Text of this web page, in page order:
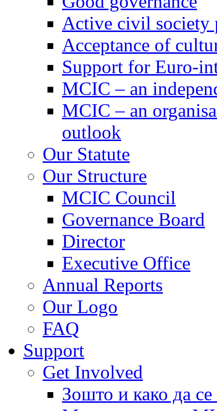
Active civil society
Acceptance of
Support for Euro-
MCIC – an
MCIC – an
outlook
Our Statute
Our Structure
MCIC Council
Governance Board
Director
Executive Office
Annual Reports
Our Logo
FAQ
Support
Get Involved
Зошто и како да